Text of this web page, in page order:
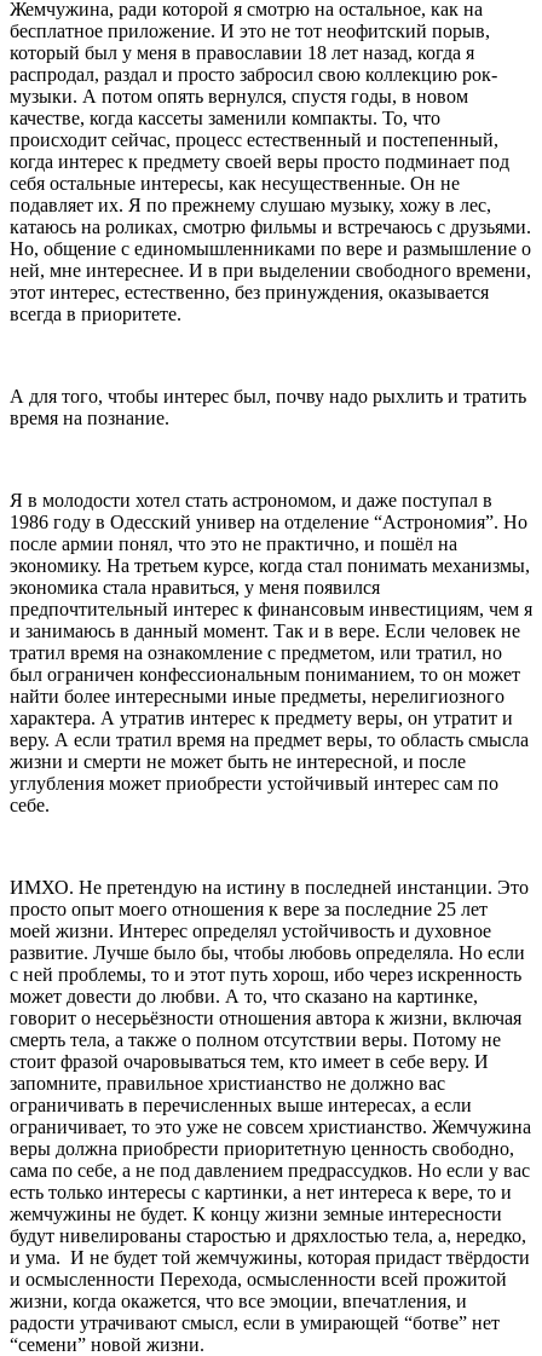
Жемчужина, ради которой я смотрю на остальное, как на
бесплатное приложение. И это не тот неофитский порыв,
который был у меня в православии 18 лет назад, когда я
распродал, раздал и просто забросил свою коллекцию рок-
музыки. А потом опять вернулся, спустя годы, в новом
качестве, когда кассеты заменили компакты. То, что
происходит сейчас, процесс естественный и постепенный,
когда интерес к предмету своей веры просто подминает под
себя остальные интересы, как несущественные. Он не
подавляет их. Я по прежнему слушаю музыку, хожу в лес,
катаюсь на роликах, смотрю фильмы и встречаюсь с друзьями.
Но, общение с единомышленниками по вере и размышление о
ней, мне интереснее. И в при выделении свободного времени,
этот интерес, естественно, без принуждения, оказывается
всегда в приоритете.
А для того, чтобы интерес был, почву надо рыхлить и тратить
время на познание.
Я в молодости хотел стать астрономом, и даже поступал в
1986 году в Одесский универ на отделение “Астрономия”. Но
после армии понял, что это не практично, и пошёл на
экономику. На третьем курсе, когда стал понимать механизмы,
экономика стала нравиться, у меня появился
предпочтительный интерес к финансовым инвестициям, чем я
и занимаюсь в данный момент. Так и в вере. Если человек не
тратил время на ознакомление с предметом, или тратил, но
был ограничен конфессиональным пониманием, то он может
найти более интересными иные предметы, нерелигиозного
характера. А утратив интерес к предмету веры, он утратит и
веру. А если тратил время на предмет веры, то область смысла
жизни и смерти не может быть не интересной, и после
углубления может приобрести устойчивый интерес сам по
себе.
ИМХО. Не претендую на истину в последней инстанции. Это
просто опыт моего отношения к вере за последние 25 лет
моей жизни. Интерес определял устойчивость и духовное
развитие. Лучше было бы, чтобы любовь определяла. Но если
с ней проблемы, то и этот путь хорош, ибо через искренность
может довести до любви. А то, что сказано на картинке,
говорит о несерьёзности отношения автора к жизни, включая
смерть тела, а также о полном отсутствии веры. Потому не
стоит фразой очаровываться тем, кто имеет в себе веру. И
запомните, правильное христианство не должно вас
ограничивать в перечисленных выше интересах, а если
ограничивает, то это уже не совсем христианство. Жемчужина
веры должна приобрести приоритетную ценность свободно,
сама по себе, а не под давлением предрассудков. Но если у вас
есть только интересы с картинки, а нет интереса к вере, то и
жемчужины не будет. К концу жизни земные интересности
будут нивелированы старостью и дряхлостью тела, а, нередко,
и ума. И не будет той жемчужины, которая придаст твёрдости
и осмысленности Перехода, осмысленности всей прожитой
жизни, когда окажется, что все эмоции, впечатления, и
радости утрачивают смысл, если в умирающей “ботве” нет
“семени” новой жизни.